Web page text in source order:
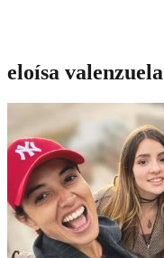
eloísa valenzuela